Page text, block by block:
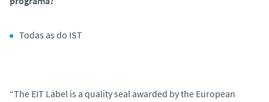
Todas as do IST
“The EIT Label is a quality seal awarded by the European